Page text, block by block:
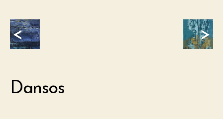
< >
Dansos